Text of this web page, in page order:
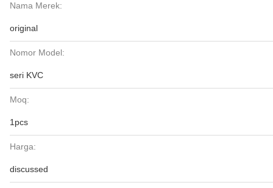
Nama Merek:
original
Nomor Model:
seri KVC
Moq:
1pcs
Harga:
discussed